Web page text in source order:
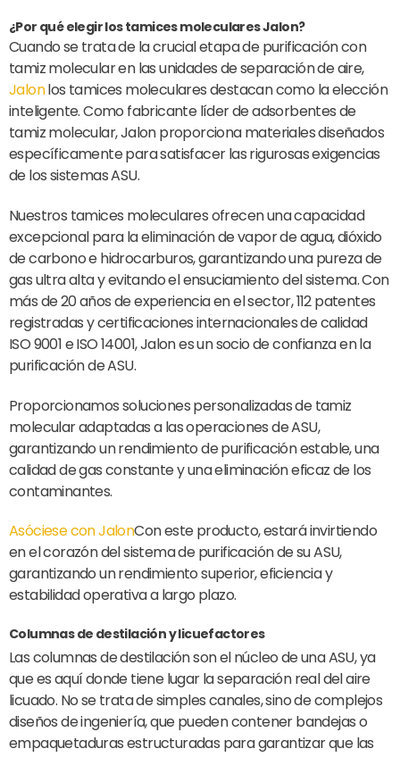
¿Por qué elegir los tamices moleculares Jalon?
Cuando se trata de la crucial etapa de purificación con
tamiz molecular en las unidades de separación de aire,
Jalonlos tamices moleculares destacan como la elección
inteligente. Como fabricante líder de adsorbentes de
tamiz molecular, Jalon proporciona materiales diseñados
específicamente para satisfacer las rigurosas exigencias
de los sistemas ASU.
Nuestros tamices moleculares ofrecen una capacidad
excepcional para la eliminación de vapor de agua, dióxido
de carbono e hidrocarburos, garantizando una pureza de
gas ultra alta y evitando el ensuciamiento del sistema. Con
más de 20 años de experiencia en el sector, 112 patentes
registradas y certificaciones internacionales de calidad
ISO 9001 e ISO 14001, Jalon es un socio de confianza en la
purificación de ASU.
Proporcionamos soluciones personalizadas de tamiz
molecular adaptadas a las operaciones de ASU,
garantizando un rendimiento de purificación estable, una
calidad de gas constante y una eliminación eficaz de los
contaminantes.
Asóciese con JalonCon este producto, estará invirtiendo
en el corazón del sistema de purificación de su ASU,
garantizando un rendimiento superior, eficiencia y
estabilidad operativa a largo plazo.
Columnas de destilación y licuefactores
Las columnas de destilación son el núcleo de una ASU, ya
que es aquí donde tiene lugar la separación real del aire
licuado. No se trata de simples canales, sino de complejos
diseños de ingeniería, que pueden contener bandejas o
empaquetaduras estructuradas para garantizar que las